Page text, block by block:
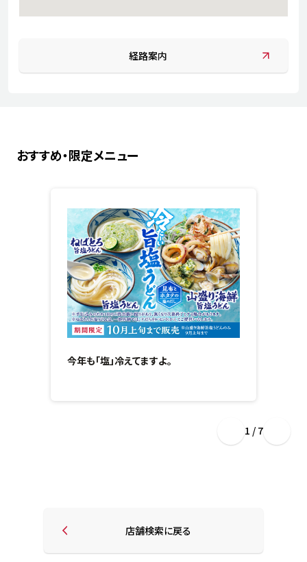
経路案内
おすすめ・限定メニュー
今年も「塩」冷えてますよ。
1 / 7
店舗検索に戻る